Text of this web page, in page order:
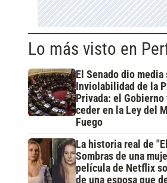
Lo más visto en
El Senado dio media
Inviolabilidad de la
Privada: el Gobierno
ceder en la Ley del
Fuego
La historia real de
Sombras de una
película de Netflix
de una esposa que